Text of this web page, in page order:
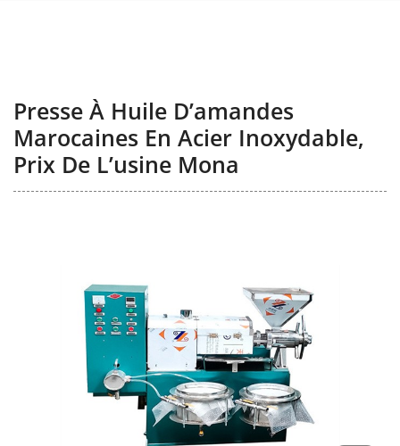
Presse À Huile D’amandes
Marocaines En Acier Inoxydable,
Prix De L’usine Mona